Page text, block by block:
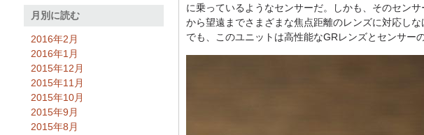
に乗っているようなセンサーだ。しかも、そのセン
から望遠までさまざまな焦点距離のレンズに対応し
でも、このユニットは高性能なGRレンズとセンサー
月別に読む
2016年2月
2016年1月
2015年12月
2015年11月
2015年10月
2015年9月
2015年8月